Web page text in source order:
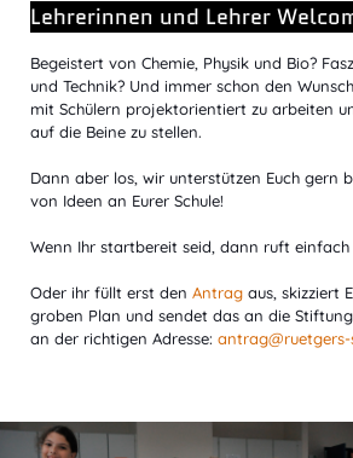
Lehrerinnen und Lehrer
Begeistert von Chemie, Physik und Bio?
und Technik? Und immer schon den
mit Schülern projektorientiert zu arbeiten
auf die Beine zu stellen.
Dann aber los, wir unterstützen Euch gern
von Ideen an Eurer Schule!
Wenn Ihr startbereit seid, dann ruft einfach
Oder ihr füllt erst den Antrag aus, skizziert
groben Plan und sendet das an die
an der richtigen Adresse: